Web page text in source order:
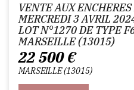
VENTE AUX
MERCREDI 3 AVRIL
LOT N°1270 DE TYPE
MARSEILLE (13015)
22 500 €
MARSEILLE 13015